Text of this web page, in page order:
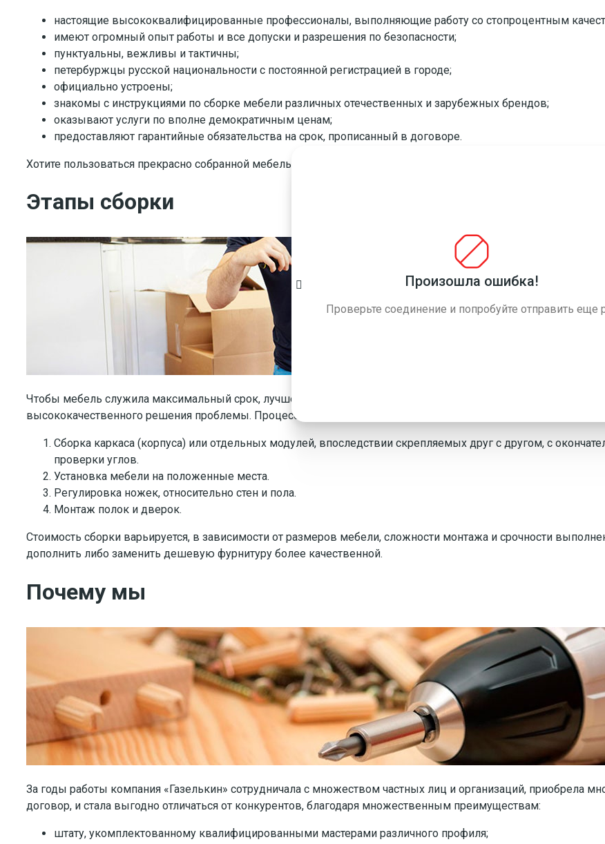
настоящие высококвалифицированные профессионалы, выполняющие работу со стопроцентным
имеют огромный опыт работы и все допуски и разрешения по безопасности;
пунктуальны, вежливы и тактичны;
петербуржцы русской национальности с постоянной регистрацией в городе;
официально устроены;
знакомы с инструкциями по сборке мебели различных отечественных и зарубежных брендов;
оказывают услуги по вполне демократичным ценам;
предоставляют гарантийные обязательства на срок, прописанный в договоре.
Хотите пользоваться прекрасно собранной мебелью? Обращайтесь в «Газелькин» - компанию с отличной
Этапы сборки
Чтобы мебель служила максимальный срок, лучше сборку доверить профессионалам, имеющим требуемые
высококачественного решения проблемы. Процесс начинается сразу же после занесения меблировки в
Сборка каркаса (корпуса) или отдельных модулей, впоследствии скрепляемых друг с другом, с
проверки углов.
Установка мебели на положенные места.
Регулировка ножек, относительно стен и пола.
Монтаж полок и дверок.
Стоимость сборки варьируется, в зависимости от размеров мебели, сложности монтажа и срочности
дополнить либо заменить дешевую фурнитуру более качественной.
Почему мы
За годы работы компания «Газелькин» сотрудничала с множеством частных лиц и организаций, приобрела
договор, и стала выгодно отличаться от конкурентов, благодаря множественным преимуществам:
штату, укомплектованному квалифицированными мастерами различного профиля;
Произошла ошибка!
Проверьте соединение и попробуйте отправить еще